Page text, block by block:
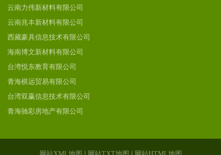
云南力伟新材料有限公司
云南兆丰新材料有限公司
西藏豪具信息技术有限公司
海南博文新材料有限公司
台湾悦东教育有限公司
青海棋远贸易有限公司
台湾双赢信息技术有限公司
青海驰彩房地产有限公司